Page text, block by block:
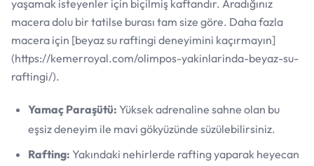
yaşamak isteyenler için biçilmiş kaftandır. Aradığınız
macera dolu bir tatilse burası tam size göre. Daha fazla
macera için [beyaz su raftingi deneyimini kaçırmayın]
(https://kemerroyal.com/olimpos-yakinlarinda-beyaz-su-
raftingi/).
Yamaç Paraşütü: Yüksek adrenaline sahne olan bu
eşsiz deneyim ile mavi gökyüzünde süzülebilirsiniz.
Rafting: Yakındaki nehirlerde rafting yaparak heyecan